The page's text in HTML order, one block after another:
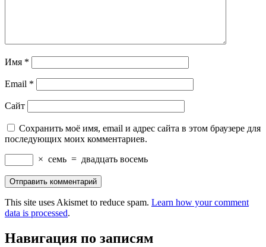
Имя *
Email *
Сайт
Сохранить моё имя, email и адрес сайта в этом браузере для
последующих моих комментариев.
× семь = двадцать восемь
This site uses Akismet to reduce spam. Learn how your comment
data is processed.
Навигация по записям